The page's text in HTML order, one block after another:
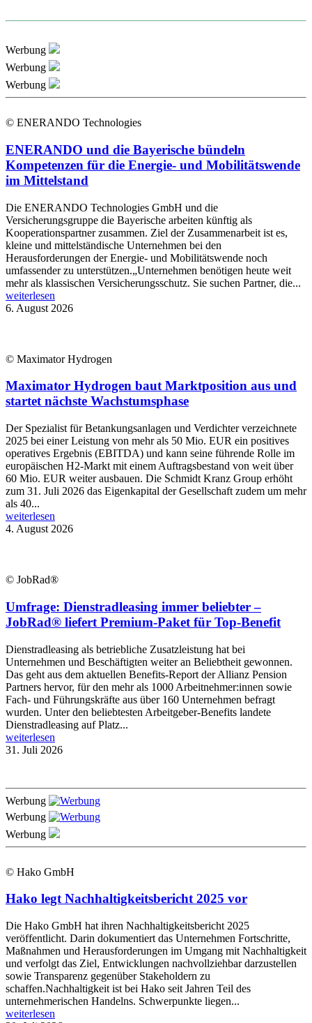
Werbung
Werbung
Werbung
© ENERANDO Technologies
ENERANDO und die Bayerische bündeln
Kompetenzen für die Energie- und Mobilitätswende
im Mittelstand
Die ENERANDO Technologies GmbH und die
Versicherungsgruppe die Bayerische arbeiten künftig als
Kooperationspartner zusammen. Ziel der Zusammenarbeit ist es,
kleine und mittelständische Unternehmen bei den
Herausforderungen der Energie- und Mobilitätswende noch
umfassender zu unterstützen.„Unternehmen benötigen heute weit
mehr als klassischen Versicherungsschutz. Sie suchen Partner, die...
weiterlesen
6. August 2026
© Maximator Hydrogen
Maximator Hydrogen baut Marktposition aus und
startet nächste Wachstumsphase
Der Spezialist für Betankungsanlagen und Verdichter verzeichnete
2025 bei einer Leistung von mehr als 50 Mio. EUR ein positives
operatives Ergebnis (EBITDA) und kann seine führende Rolle im
europäischen H2-Markt mit einem Auftragsbestand von weit über
60 Mio. EUR weiter ausbauen. Die Schmidt Kranz Group erhöht
zum 31. Juli 2026 das Eigenkapital der Gesellschaft zudem um mehr
als 40...
weiterlesen
4. August 2026
© JobRad®
Umfrage: Dienstradleasing immer beliebter –
JobRad® liefert Premium-Paket für Top-Benefit
Dienstradleasing als betriebliche Zusatzleistung hat bei
Unternehmen und Beschäftigten weiter an Beliebtheit gewonnen.
Das geht aus dem aktuellen Benefits-Report der Allianz Pension
Partners hervor, für den mehr als 1000 Arbeitnehmer:innen sowie
Fach- und Führungskräfte aus über 160 Unternehmen befragt
wurden. Unter den beliebtesten Arbeitgeber-Benefits landete
Dienstradleasing auf Platz...
weiterlesen
31. Juli 2026
Werbung
Werbung
Werbung
© Hako GmbH
Hako legt Nachhaltigkeitsbericht 2025 vor
Die Hako GmbH hat ihren Nachhaltigkeitsbericht 2025
veröffentlicht. Darin dokumentiert das Unternehmen Fortschritte,
Maßnahmen und Herausforderungen im Umgang mit Nachhaltigkeit
und verfolgt das Ziel, Entwicklungen nachvollziehbar darzustellen
sowie Transparenz gegenüber Stakeholdern zu
schaffen.Nachhaltigkeit ist bei Hako seit Jahren Teil des
unternehmerischen Handelns. Schwerpunkte liegen...
weiterlesen